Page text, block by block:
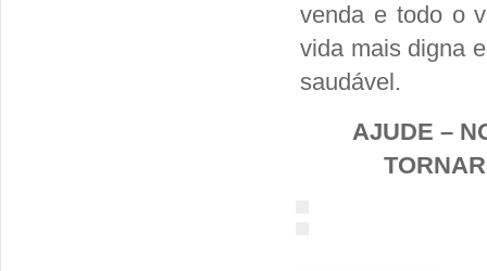
venda e todo o
vida mais digna
saudável.
AJUDE –